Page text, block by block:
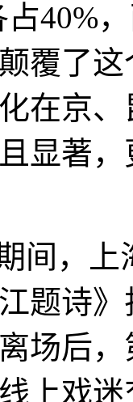
40%
覆了
在京
显著
，上
题诗
场后
上戏